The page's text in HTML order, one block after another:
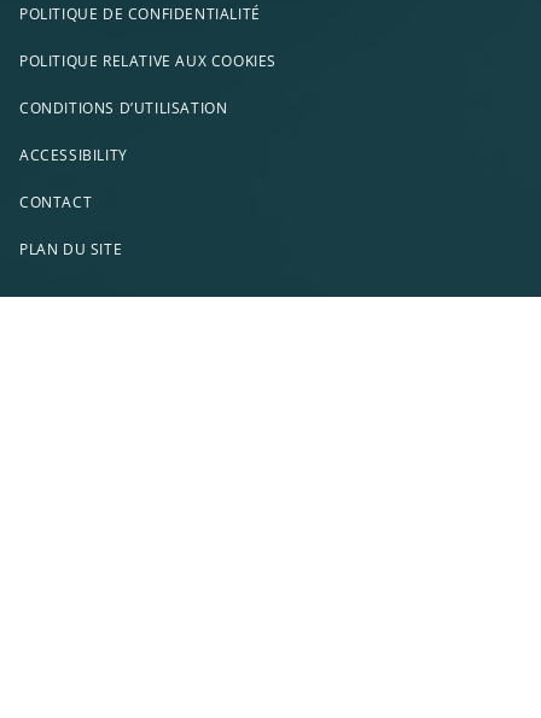
POLITIQUE DE CONFIDENTIALITÉ
POLITIQUE RELATIVE AUX COOKIES
CONDITIONS D’UTILISATION
ACCESSIBILITY
CONTACT
PLAN DU SITE